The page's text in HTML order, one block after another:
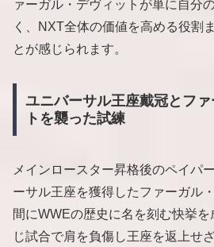
ァーガル・デヴィットが単に自分
く、NXT全体の価値を高める役割
とが感じられます。
ユニバーサル王座戴冠とフ
トを襲った試練
メインロースター昇格後のペイパ
ーサル王座を獲得したファーガル
間にWWEの歴史に名を刻む快挙
じ試合で肩を負傷し王座を返上せ